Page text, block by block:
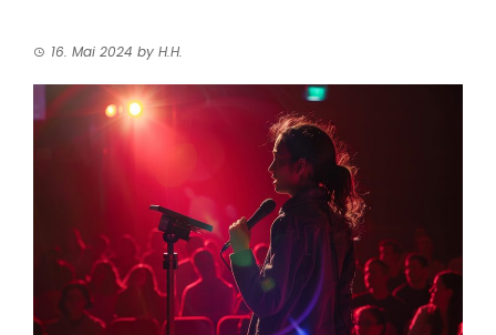
16. Mai 2024 by H.H.